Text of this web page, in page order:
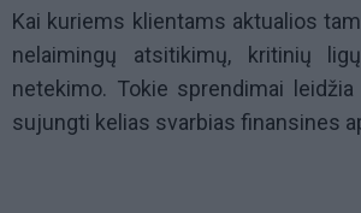
Kai kuriems klientams aktualios
nelaimingų atsitikimų, kritinių
netekimo. Tokie sprendimai
sujungti kelias svarbias finansines